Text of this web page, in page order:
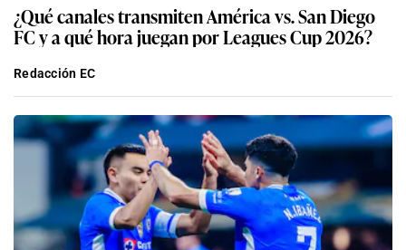
¿Qué canales transmiten América vs. San Diego
FC y a qué hora juegan por Leagues Cup 2026?
Redacción EC